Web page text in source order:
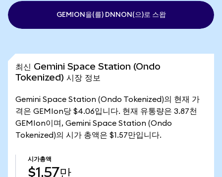
GEMION을(를) DNNON(으)로 스왑
최신 Gemini Space Station (Ondo
Tokenized) 시장 정보
Gemini Space Station (Ondo Tokenized)의 현재 가
격은 GEMIon당 $4.06입니다. 현재 유통량은 3.87천
GEMIon이며, Gemini Space Station (Ondo
Tokenized)의 시가 총액은 $1.57만입니다.
시가총액
$1.57만